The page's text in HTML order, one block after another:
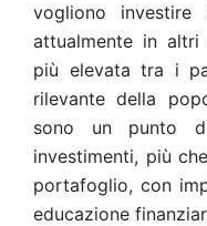
vogliono
attualmente in
più elevata tra i
rilevante della
sono un punto
investimenti, più
portafoglio, con
educazione